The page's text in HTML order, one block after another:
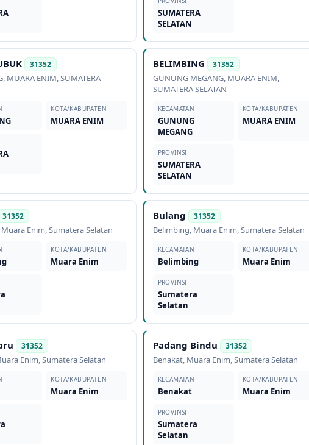
SUMATERA
SELATAN
31352
, MUARA ENIM,SUMATERA
KOTA/KABUPATEN
MUARA ENIM
BELIMBING 31352
GUNUNG MEGANG, MUARA ENIM,
SUMATERA SELATAN
KECAMATAN
GUNUNG
MEGANG
KOTA/KABUPATEN
MUARA ENIM
PROVINSI
SUMATERA
SELATAN
31352
Muara Enim,Sumatera Selatan
KOTA/KABUPATEN
Muara Enim
Bulang 31352
Belimbing, Muara Enim,Sumatera Selatan
KECAMATAN
Belimbing
KOTA/KABUPATEN
Muara Enim
PROVINSI
Sumatera
Selatan
31352
Enim,Sumatera Selatan
KOTA/KABUPATEN
Muara Enim
Padang Bindu 31352
Benakat, Muara Enim,Sumatera Selatan
KECAMATAN
Benakat
KOTA/KABUPATEN
Muara Enim
PROVINSI
Sumatera
Selatan